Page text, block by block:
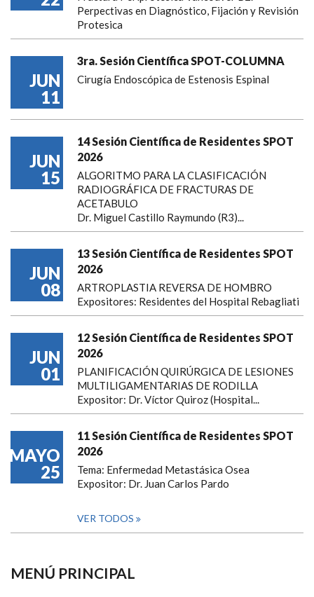
Perpectivas en Diagnóstico, Fijación y Revisión
Protesica
JUN
11
3ra. Sesión Científica SPOT-COLUMNA
Cirugía Endoscópica de Estenosis Espinal
JUN
15
14 Sesión Científica de Residentes SPOT
2026
ALGORITMO PARA LA CLASIFICACIÓN
RADIOGRÁFICA DE FRACTURAS DE
ACETABULO
Dr. Miguel Castillo Raymundo (R3)...
JUN
08
13 Sesión Científica de Residentes SPOT
2026
ARTROPLASTIA REVERSA DE HOMBRO
Expositores: Residentes del Hospital Rebagliati
JUN
01
12 Sesión Científica de Residentes SPOT
2026
PLANIFICACIÓN QUIRÚRGICA DE LESIONES
MULTILIGAMENTARIAS DE RODILLA
Expositor: Dr. Víctor Quiroz (Hospital...
MAYO
25
11 Sesión Científica de Residentes SPOT
2026
Tema: Enfermedad Metastásica Osea
Expositor: Dr. Juan Carlos Pardo
VER TODOS
MENÚ PRINCIPAL